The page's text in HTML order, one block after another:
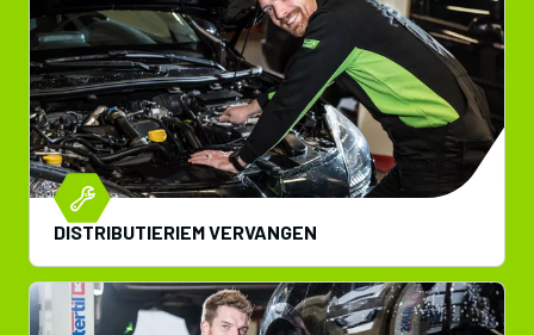
DISTRIBUTIERIEM VERVANGEN